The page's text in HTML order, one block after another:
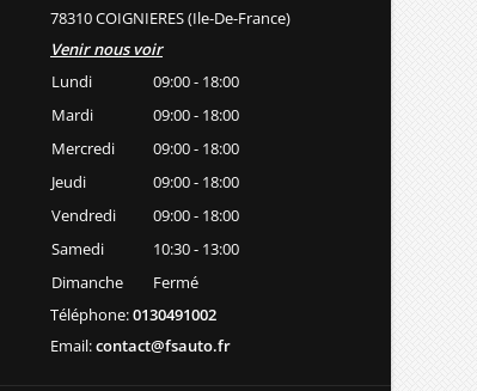
78310 COIGNIERES (Ile-De-France)
Venir nous voir
Lundi
09:00 - 18:00
Mardi
09:00 - 18:00
Mercredi
09:00 - 18:00
Jeudi
09:00 - 18:00
Vendredi
09:00 - 18:00
Samedi
10:30 - 13:00
Dimanche
Fermé
Téléphone:0130491002
Email:contact@fsauto.fr